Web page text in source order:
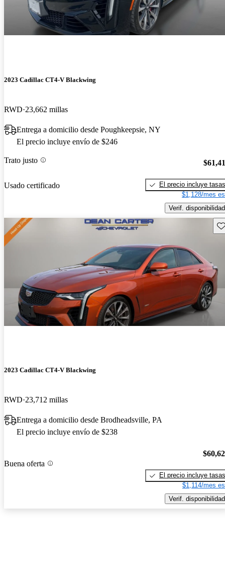
2023 Cadillac CT4-V Blackwing
RWD 23,662 millas
Entrega a domicilio desde Poughkeepsie, NY
El precio incluye envío de $246
Trato justo
Usado certificado
El precio incluye tasas
$1,128/mes
Verif. disponibilidad
2023 Cadillac CT4-V Blackwing
RWD 23,712 millas
Entrega a domicilio desde Brodheadsville, PA
El precio incluye envío de $238
Buena oferta
El precio incluye tasas
$1,114/mes
Verif. disponibilidad